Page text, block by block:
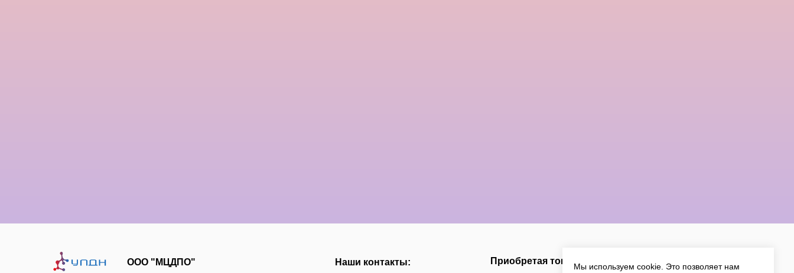
ООО "МЦДПО" Приобретая товары, вы соглашаетесь с условиями:
Наши контакты: Мы используем cookie. Это позволяет нам